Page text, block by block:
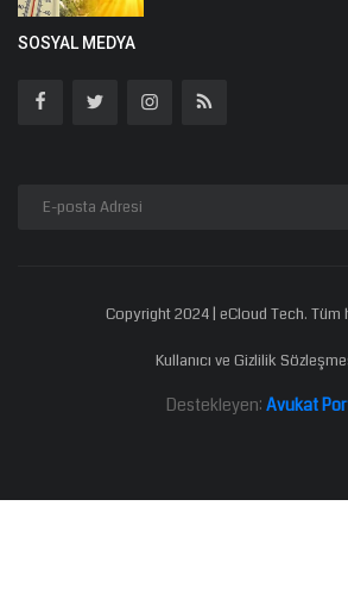
SOSYAL MEDYA
Copyright 2024 | eCloud Tech. Tüm
Kullanıcı ve Gizlilik
Destekleyen: Avukat